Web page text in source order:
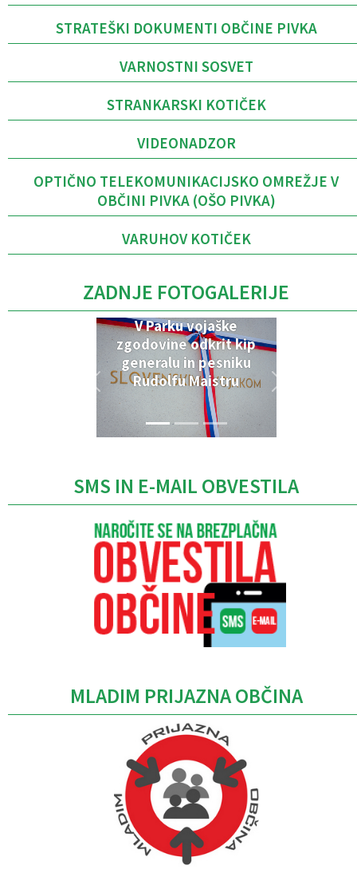
STRATEŠKI DOKUMENTI OBČINE PIVKA
VARNOSTNI SOSVET
STRANKARSKI KOTIČEK
VIDEONADZOR
OPTIČNO TELEKOMUNIKACIJSKO OMREŽJE V
OBČINI PIVKA (OŠO PIVKA)
VARUHOV KOTIČEK
ZADNJE FOTOGALERIJE
V Parku vojaške
zgodovine odkrit kip
generalu in pesniku
Rudolfu Maistru
SMS IN E-MAIL OBVESTILA
MLADIM PRIJAZNA OBČINA